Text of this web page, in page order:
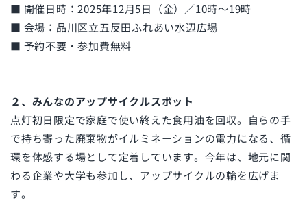
■ 開催日時：2025年12月5日（金）／10時〜19時
■ 会場：品川区立五反田ふれあい水辺広場
■ 予約不要・参加費無料
２、みんなのアップサイクルスポット
点灯初日限定で家庭で使い終えた食用油を回収。自らの手
で持ち寄った廃棄物がイルミネーションの電力になる、循
環を体感する場として定着しています。今年は、地元に関
わる企業や大学も参加し、アップサイクルの輪を広げま
す。